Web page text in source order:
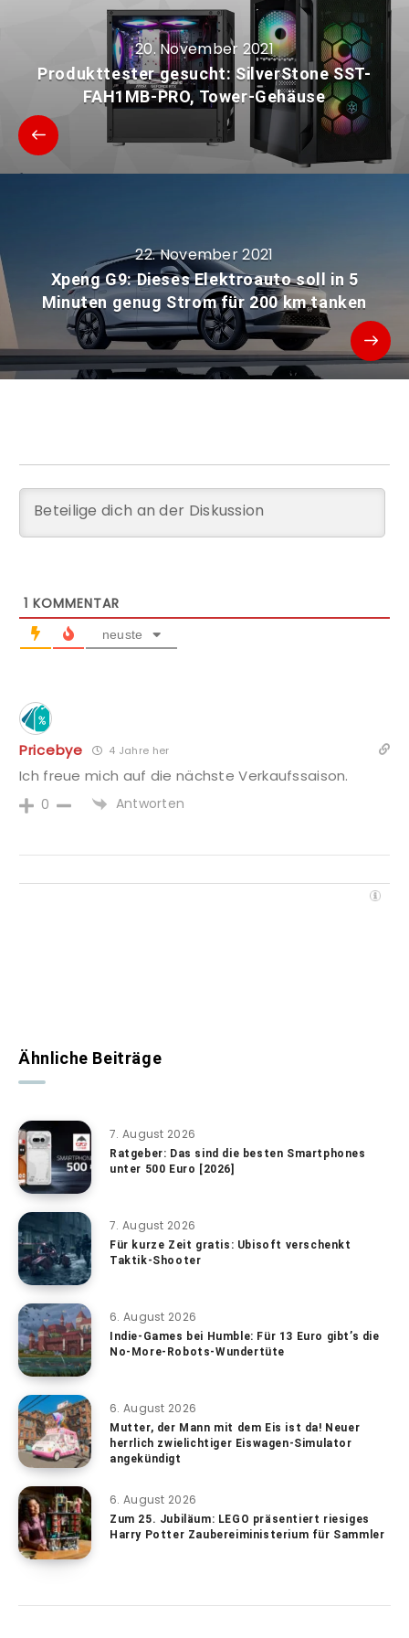
20. November 2021
Produkttester gesucht: SilverStone SST-
FAH1MB-PRO, Tower-Gehäuse
22. November 2021
Xpeng G9: Dieses Elektroauto soll in 5
Minuten genug Strom für 200 km tanken
1 KOMMENTAR
neuste
Pricebye 4 Jahre her
Ich freue mich auf die nächste Verkaufssaison.
0 Antworten
Ähnliche Beiträge
7. August 2026
Ratgeber: Das sind die besten Smartphones
unter 500 Euro [2026]
7. August 2026
Für kurze Zeit gratis: Ubisoft verschenkt
Taktik-Shooter
6. August 2026
Indie-Games bei Humble: Für 13 Euro gibt’s die
No-More-Robots-Wundertüte
6. August 2026
Mutter, der Mann mit dem Eis ist da! Neuer
herrlich zwielichtiger Eiswagen-Simulator
angekündigt
6. August 2026
Zum 25. Jubiläum: LEGO präsentiert riesiges
Harry Potter Zaubereiministerium für Sammler